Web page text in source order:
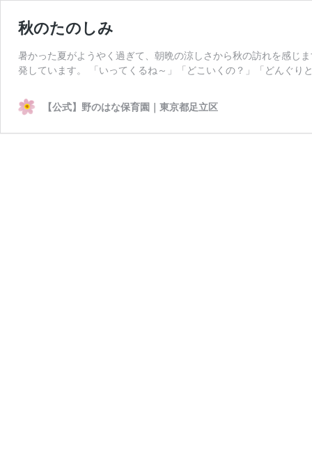
秋のたのしみ
暑かった夏がようやく過ぎて、朝晩の涼しさから秋の訪れを感じ
発しています。 「いってくるね～」「どこいくの？」「どんぐ
【公式】野のはな保育園｜東京都足立区